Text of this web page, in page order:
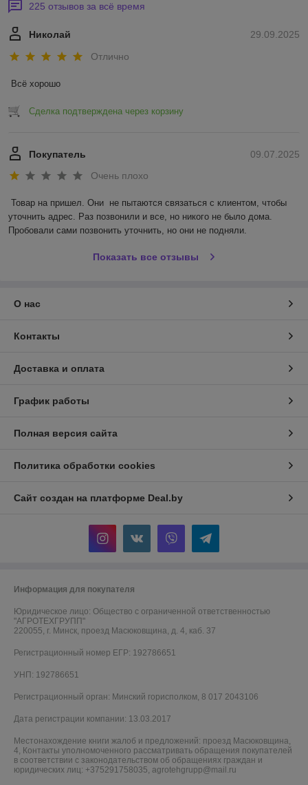
225 отзывов за всё время
29.09.2025
Николай
Отлично
Всё хорошо
Сделка подтверждена через корзину
09.07.2025
Покупатель
Очень плохо
Товар на пришел. Они  не пытаются связаться с клиентом, чтобы
уточнить адрес. Раз позвонили и все, но никого не было дома.
Пробовали сами позвонить уточнить, но они не подняли.
Показать все отзывы
О нас
Контакты
Доставка и оплата
График работы
Полная версия сайта
Политика обработки cookies
Сайт создан на платформе Deal.by
Информация для покупателя
Юридическое лицо: Общество с ограниченной ответственностью
"АГРОТЕХГРУПП"
220055, г. Минск, проезд Масюковщина, д. 4, каб. 37
Регистрационный номер ЕГР: 192786651
УНП: 192786651
Регистрационный орган: Минский горисполком, 8 017 2043106
Дата регистрации компании: 13.03.2017
Местонахождение книги жалоб и предложений: проезд Масюковщина,
4, Контакты уполномоченного рассматривать обращения покупателей
в соответствии с законодательством об обращениях граждан и
юридических лиц: +375291758035, agrotehgrupp@mail.ru